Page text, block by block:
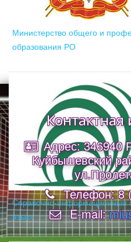
Министерство общего и
образования РО
Cправочно-информационный
язык»
Адрес: 346940
Куйбышевский
Телефон: 8
E-mail: